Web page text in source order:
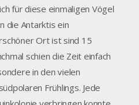
für diese einmaligen Vögel
die Antarktis ein
Ort ist sind 15
schien die Zeit einfach
in den vielen
Frühlings. Jede